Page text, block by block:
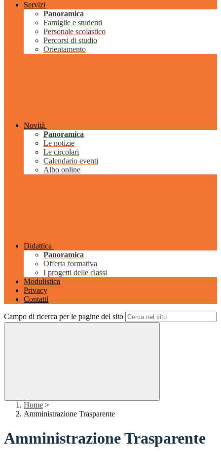
Servizi
Panoramica
Famiglie e studenti
Personale scolastico
Percorsi di studio
Orientamento
Novità
Panoramica
Le notizie
Le circolari
Calendario eventi
Albo online
Didattica
Panoramica
Offerta formativa
I progetti delle classi
Modulistica
Privacy
Contatti
Campo di ricerca per le pagine del sito
Home >
Amministrazione Trasparente
Amministrazione Trasparente